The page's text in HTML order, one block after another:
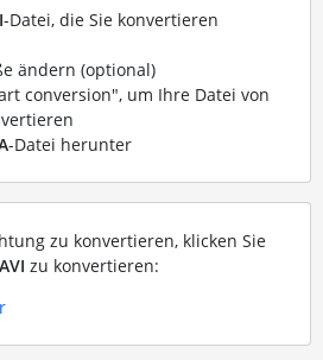
-Datei, die Sie konvertieren
ändern (optional)
conversion", um Ihre Datei von
-Datei herunter
zu konvertieren, klicken Sie
zu konvertieren: